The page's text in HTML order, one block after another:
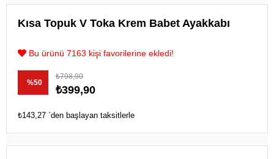
Kısa Topuk V Toka Krem Babet Ayakkabı
Bu ürünü 7163 kişi favorilerine ekledi!
%50
İndirim
₺798,90
₺399,90
₺143,27 `den başlayan taksitlerle